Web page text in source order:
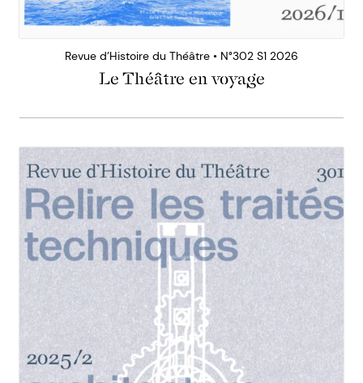
Revue d’Histoire du Théâtre • N°302 S1 2026
Le Théâtre en voyage